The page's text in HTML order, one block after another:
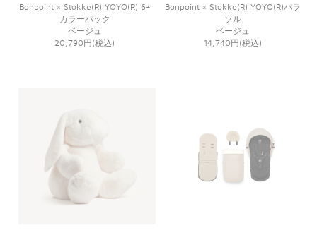
Bonpoint × Stokke(R) YOYO(R) 6+
カラーパック
ベージュ
20,790円(税込)
Bonpoint × Stokke(R) YOYO(R)パラ
ソル
ベージュ
14,740円(税込)